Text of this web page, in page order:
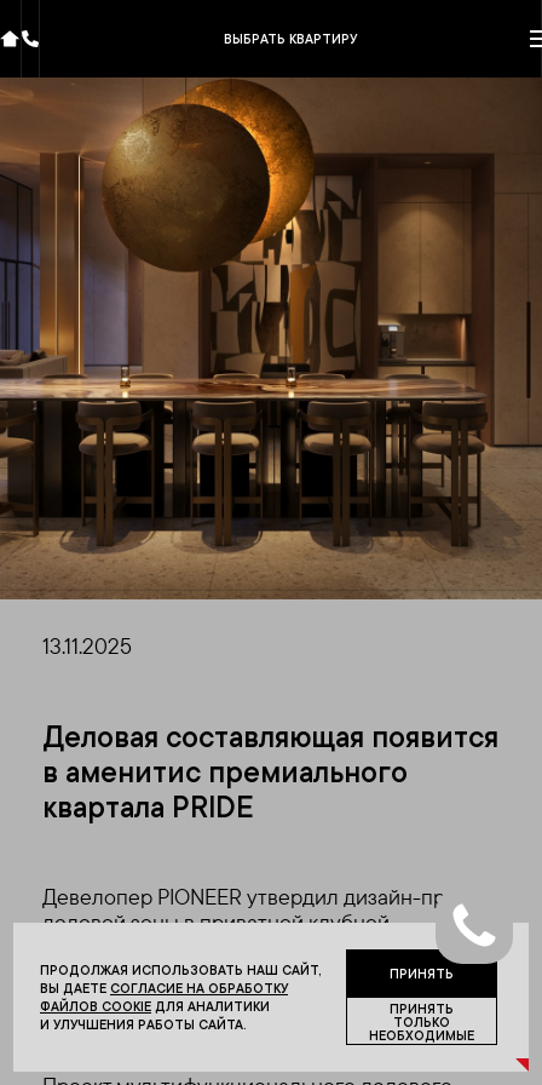
13.11.2025
Деловая составляющая появится
в аменитис премиального
квартала PRIDE
Девелопер PIONEER утвердил дизайн-проект
деловой зоны в приватной клубной
инфраструктуре, которая будет доступна
только для резидентов и разместится
в первой очереди семейного квартала PRIDE
на первом этаже секции 10.
ВЫБРАТЬ КВАРТИРУ
ПРОДОЛЖАЯ ИСПОЛЬЗОВАТЬ НАШ САЙТ,
ВЫ ДАЕТЕ СОГЛАСИЕ НА ОБРАБОТКУ
ФАЙЛОВ COOKIE ДЛЯ АНАЛИТИКИ
И УЛУЧШЕНИЯ РАБОТЫ САЙТА.
ПРИНЯТЬ
ПРИНЯТЬ
ТОЛЬКО
НЕОБХОДИМЫЕ